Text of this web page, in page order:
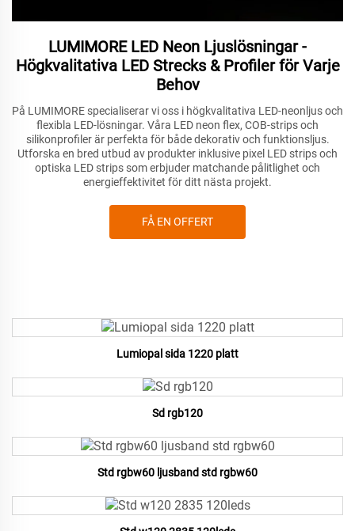
LUMIMORE LED Neon Ljuslösningar -
Högkvalitativa LED Strecks & Profiler för Varje
Behov
På LUMIMORE specialiserar vi oss i högkvalitativa LED-neonljus och
flexibla LED-lösningar. Våra LED neon flex, COB-strips och
silikonprofiler är perfekta för både dekorativ och funktionsljus.
Utforska en bred utbud av produkter inklusive pixel LED strips och
optiska LED strips som erbjuder matchande pålitlighet och
energieffektivitet för ditt nästa projekt.
FÅ EN OFFERT
Lumiopal sida 1220 platt
Sd rgb120
Std rgbw60 ljusband std rgbw60